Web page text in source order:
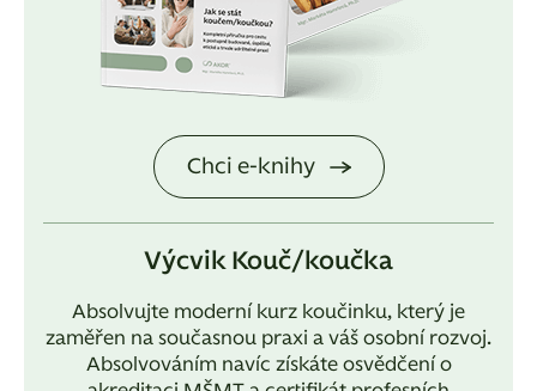
Chci e-knihy
Výcvik Kouč/koučka
Absolvujte moderní kurz koučinku, který je
zaměřen na současnou praxi a váš osobní rozvoj.
Absolvováním navíc získáte osvědčení o